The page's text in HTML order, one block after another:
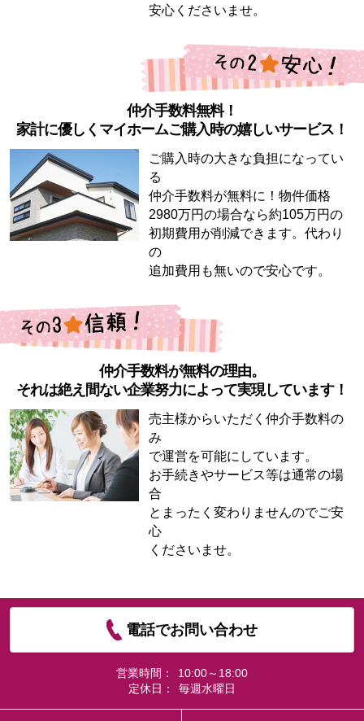
安心くださいませ。
仲介手数料無料！
家計に優しくマイホームご購入時の嬉しいサービス！
ご購入時の大きな負担になってい
る
仲介手数料が無料に！物件価格
2980万円の場合なら約105万円の
初期費用が削減できます。代わり
の
追加費用も無いので安心です。
仲介手数料が無料の理由。
それは絶え間ない企業努力によって実現しています！
売主様からいただく仲介手数料の
み
で運営を可能にしています。
お手続きやサービス等は通常の場
合
とまったく変わりませんのでご安
心
くださいませ。
電話でお問い合わせ
営業時間：
10:00～18:00
定休日：
毎週水曜日